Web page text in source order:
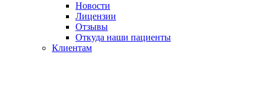
Новости
Лицензии
Отзывы
Откуда наши пациенты
Клиентам